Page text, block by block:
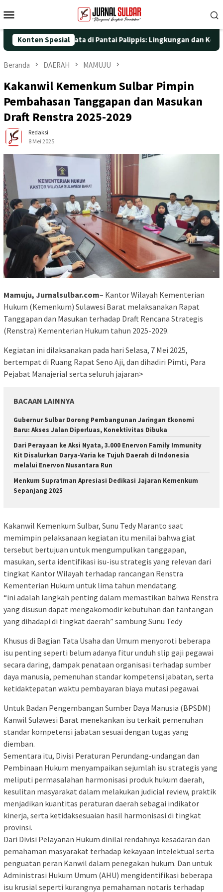
ke
Mobile
Konten Spesial
Aksi Nyata di Pantai Palippis: Lingkungan dan Kesehatan
Beranda DAERAH MAMUJU
Kakanwil Kemenkum Sulbar Pimpin
Pembahasan Tanggapan dan Masukan
Draft Renstra 2025-2029
Redaksi
8 Mei 2025
Mamuju, Jurnalsulbar.com– Kantor Wilayah Kementerian
Hukum (Kemenkum) Sulawesi Barat melaksanakan Rapat
Tanggapan dan Masukan terhadap Draft Rencana Strategis
(Renstra) Kementerian Hukum tahun 2025-2029.
Kegiatan ini dilaksanakan pada hari Selasa, 7 Mei 2025,
bertempat di Ruang Rapat Seno Aji, dan dihadiri Pimti, Para
Pejabat Manajerial serta seluruh jajaran>
BACAAN LAINNYA
Gubernur Sulbar Dorong Pembangunan Jaringan Ekonomi
Baru: Akses Jalan Diperluas, Konektivitas Dibuka
Dari Perayaan ke Aksi Nyata, 3.000 Enervon Family Immunity
Kit Disalurkan Darya-Varia ke Tujuh Daerah di Indonesia
melalui Enervon Nusantara Run
Menkum Supratman Apresiasi Dedikasi Jajaran Kemenkum
Sepanjang 2025
Kakanwil Kemenkum Sulbar, Sunu Tedy Maranto saat
memimpin pelaksanaan kegiatan itu menilai bahwa giat
tersebut bertujuan untuk mengumpulkan tanggapan,
masukan, serta identifikasi isu-isu strategis yang relevan dari
tingkat Kantor Wilayah terhadap rancangan Renstra
Kementerian Hukum untuk lima tahun mendatang.
“ini adalah langkah penting dalam memastikan bahwa Renstra
yang disusun dapat mengakomodir kebutuhan dan tantangan
yang dihadapi di tingkat daerah” sambung Sunu Tedy
Khusus di Bagian Tata Usaha dan Umum menyoroti beberapa
isu penting seperti belum adanya fitur unduh slip gaji pegawai
secara daring, dampak penataan organisasi terhadap sumber
daya manusia, pemenuhan standar kompetensi jabatan, serta
ketidaktepatan waktu pembayaran biaya mutasi pegawai.
Untuk Badan Pengembangan Sumber Daya Manusia (BPSDM)
Kanwil Sulawesi Barat menekankan isu terkait pemenuhan
standar kompetensi jabatan sesuai dengan tugas yang
diemban.
Sementara itu, Divisi Peraturan Perundang-undangan dan
Pembinaan Hukum menyampaikan sejumlah isu strategis yang
meliputi permasalahan harmonisasi produk hukum daerah,
kesulitan masyarakat dalam melakukan judicial review, praktik
menjadikan kuantitas peraturan daerah sebagai indikator
kinerja, serta ketidaksesuaian hasil harmonisasi di tingkat
provinsi.
Dari Divisi Pelayanan Hukum dinilai rendahnya kesadaran dan
pemahaman masyarakat terhadap kekayaan intelektual serta
penguatan peran Kanwil dalam penegakan hukum. Dan untuk
Administrasi Hukum Umum (AHU) mengidentifikasi beberapa
isu krusial seperti kurangnya pemahaman notaris terhadap